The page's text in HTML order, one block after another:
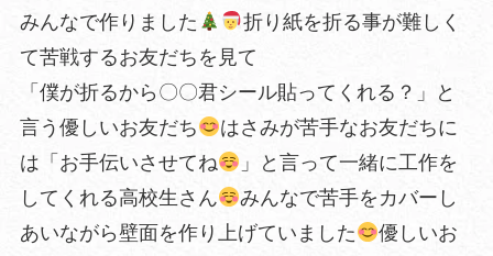
みんなで作りました
折り紙を折る事が難しく
て苦戦するお友だちを見て
「僕が折るから〇〇君シール貼ってくれる？」と
言う優しいお友だち
はさみが苦手なお友だちに
は「お手伝いさせてね
」と言って一緒に工作を
してくれる高校生さん
みんなで苦手をカバーし
あいながら壁面を作り上げていました
優しいお